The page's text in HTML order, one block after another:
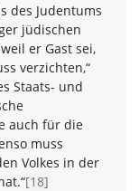
des Judentums
jüdischen
er Gast sei,
verzichten,“
Staats- und
auch für die
muss
Volkes in der
[18]